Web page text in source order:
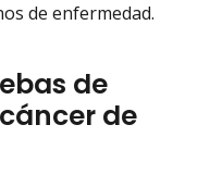
de enfermedad.
de
de